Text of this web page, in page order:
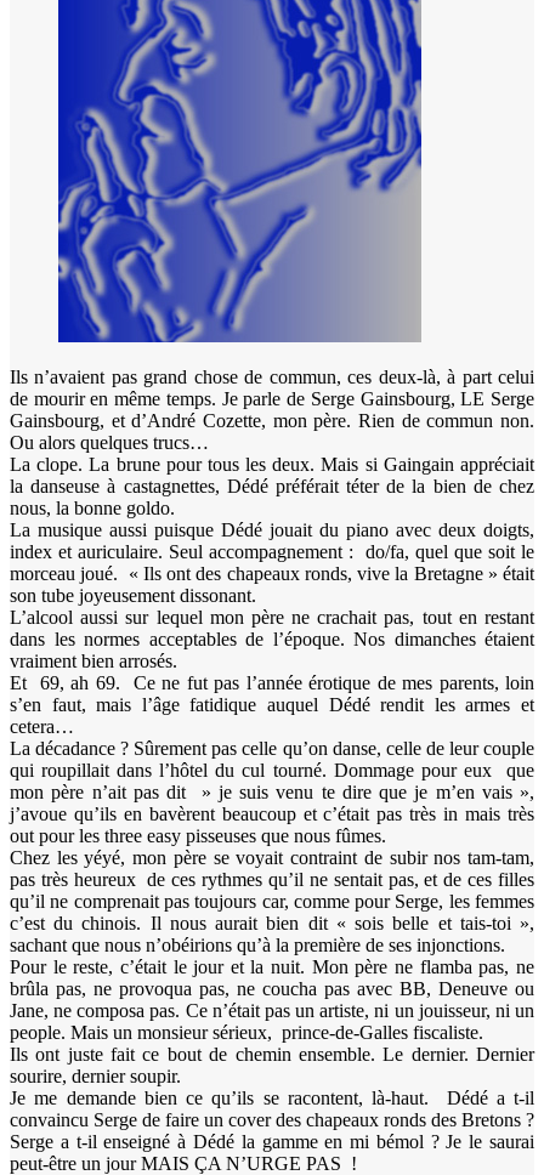
Ils n’avaient pas grand chose de commun, ces deux-là, à part celui
de mourir en même temps. Je parle de Serge Gainsbourg, LE Serge
Gainsbourg, et d’André Cozette, mon père. Rien de commun non.
Ou alors quelques trucs…
La clope. La brune pour tous les deux. Mais si Gaingain appréciait
la danseuse à castagnettes, Dédé préférait téter de la bien de chez
nous, la bonne goldo.
La musique aussi puisque Dédé jouait du piano avec deux doigts,
index et auriculaire. Seul accompagnement : do/fa, quel que soit le
morceau joué. « Ils ont des chapeaux ronds, vive la Bretagne » était
son tube joyeusement dissonant.
L’alcool aussi sur lequel mon père ne crachait pas, tout en restant
dans les normes acceptables de l’époque. Nos dimanches étaient
vraiment bien arrosés.
Et 69, ah 69. Ce ne fut pas l’année érotique de mes parents, loin
s’en faut, mais l’âge fatidique auquel Dédé rendit les armes et
cetera…
La décadance ? Sûrement pas celle qu’on danse, celle de leur couple
qui roupillait dans l’hôtel du cul tourné. Dommage pour eux que
mon père n’ait pas dit » je suis venu te dire que je m’en vais »,
j’avoue qu’ils en bavèrent beaucoup et c’était pas très in mais très
out pour les three easy pisseuses que nous fûmes.
Chez les yéyé, mon père se voyait contraint de subir nos tam-tam,
pas très heureux de ces rythmes qu’il ne sentait pas, et de ces filles
qu’il ne comprenait pas toujours car, comme pour Serge, les femmes
c’est du chinois. Il nous aurait bien dit « sois belle et tais-toi »,
sachant que nous n’obéirions qu’à la première de ses injonctions.
Pour le reste, c’était le jour et la nuit. Mon père ne flamba pas, ne
brûla pas, ne provoqua pas, ne coucha pas avec BB, Deneuve ou
Jane, ne composa pas. Ce n’était pas un artiste, ni un jouisseur, ni un
people. Mais un monsieur sérieux, prince-de-Galles fiscaliste.
Ils ont juste fait ce bout de chemin ensemble. Le dernier. Dernier
sourire, dernier soupir.
Je me demande bien ce qu’ils se racontent, là-haut. Dédé a t-il
convaincu Serge de faire un cover des chapeaux ronds des Bretons ?
Serge a t-il enseigné à Dédé la gamme en mi bémol ? Je le saurai
peut-être un jour MAIS ÇA N’URGE PAS !